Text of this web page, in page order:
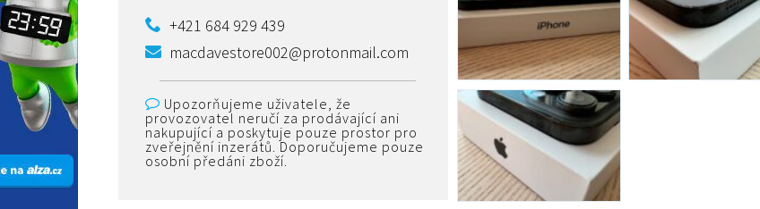
+421 684 929 439
macdavestore002@protonmail.com
Upozorňujeme uživatele, že
provozovatel neručí za prodávající ani
nakupující a poskytuje pouze prostor pro
zveřejnění inzerátů. Doporučujeme pouze
osobní předáni zboží.